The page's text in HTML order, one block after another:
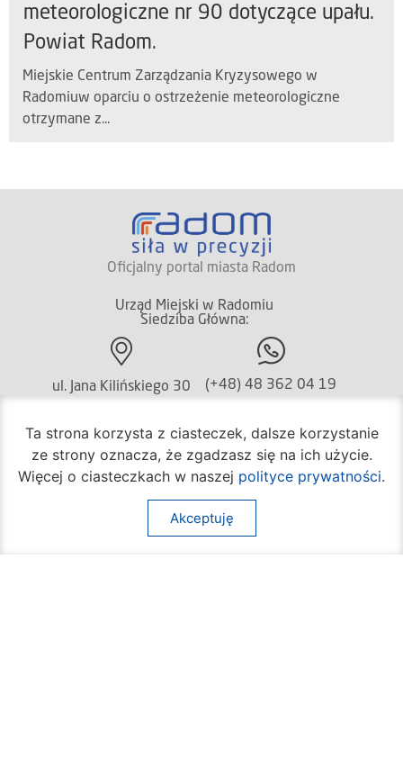
meteorologiczne nr 90 dotyczące upału.
Powiat Radom.
Miejskie Centrum Zarządzania Kryzysowego w
Radomiuw oparciu o ostrzeżenie meteorologiczne
otrzymane z...
Oficjalny portal miasta Radom
Urząd Miejski w Radomiu
Siedziba Główna:
ul. Jana Kilińskiego 30
(+48) 48 362 04 19
(+48) 362 04 24 bom@umradom.pl
Ta strona korzysta z ciasteczek, dalsze korzystanie
ze strony oznacza, że zgadzasz się na ich użycie.
Więcej o ciasteczkach w naszej polityce prywatności.
Akceptuję